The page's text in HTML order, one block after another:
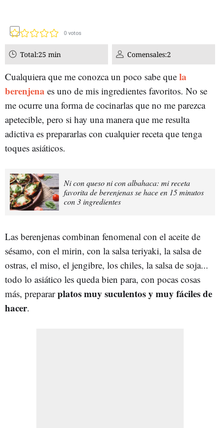
0 votos
Total:25 min Comensales:2
Cualquiera que me conozca un poco sabe que la
berenjena es uno de mis ingredientes favoritos. No se
me ocurre una forma de cocinarlas que no me parezca
apetecible, pero si hay una manera que me resulta
adictiva es prepararlas con cualquier receta que tenga
toques asiáticos.
Ni con queso ni con albahaca: mi receta
favorita de berenjenas se hace en 15 minutos
con 3 ingredientes
Las berenjenas combinan fenomenal con el aceite de
sésamo, con el mirin, con la salsa teriyaki, la salsa de
ostras, el miso, el jengibre, los chiles, la salsa de soja...
todo lo asiático les queda bien para, con pocas cosas
más, prepararplatos muy suculentos y muy fáciles de
hacer.